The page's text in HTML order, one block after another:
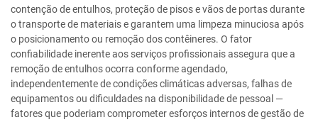
contenção de entulhos, proteção de pisos e vãos de portas durante
o transporte de materiais e garantem uma limpeza minuciosa após
o posicionamento ou remoção dos contêineres. O fator
confiabilidade inerente aos serviços profissionais assegura que a
remoção de entulhos ocorra conforme agendado,
independentemente de condições climáticas adversas, falhas de
equipamentos ou dificuldades na disponibilidade de pessoal —
fatores que poderiam comprometer esforços internos de gestão de